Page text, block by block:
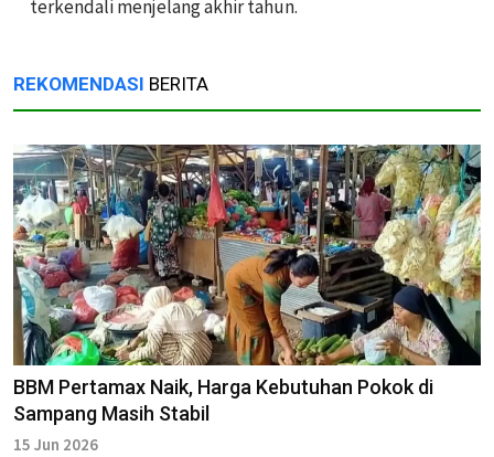
terkendali menjelang akhir tahun.
REKOMENDASI BERITA
BBM Pertamax Naik, Harga Kebutuhan Pokok di
Sampang Masih Stabil
15 Jun 2026